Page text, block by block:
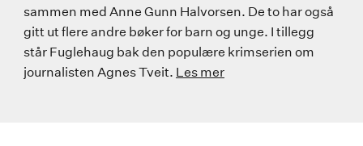
sammen med Anne Gunn Halvorsen. De to har også
gitt ut flere andre bøker for barn og unge. I tillegg
står Fuglehaug bak den populære krimserien om
journalisten Agnes Tveit. Les mer